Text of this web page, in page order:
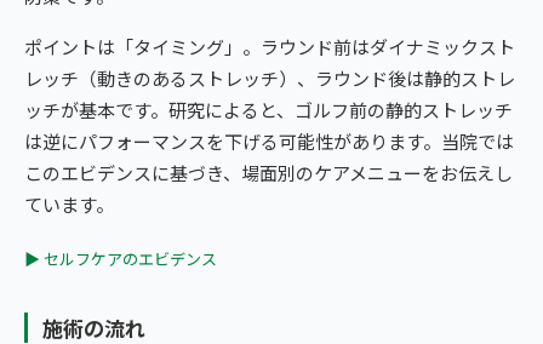
ポイントは「タイミング」。ラウンド前はダイナミックスト
レッチ（動きのあるストレッチ）、ラウンド後は静的ストレ
ッチが基本です。研究によると、ゴルフ前の静的ストレッチ
は逆にパフォーマンスを下げる可能性があります。当院では
このエビデンスに基づき、場面別のケアメニューをお伝えし
ています。
▶ セルフケアのエビデンス
施術の流れ